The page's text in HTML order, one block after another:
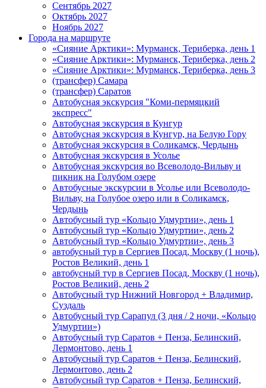
Сентябрь 2027
Октябрь 2027
Ноябрь 2027
Города на маршруте
«Сияние Арктики»: Мурманск, Териберка, день 1
«Сияние Арктики»: Мурманск, Териберка, день 2
«Сияние Арктики»: Мурманск, Териберка, день 3
(трансфер) Самара
(трансфер) Саратов
Автобусная экскурсия "Коми-пермяцкий
экспресс"
Автобусная экскурсия в Кунгур
Автобусная экскурсия в Кунгур, на Белую Гору
Автобусная экскурсия в Соликамск, Чердынь
Автобусная экскурсия в Усолье
Автобусная экскурсия во Всеволодо-Вильву и
пикник на Голубом озере
Автобусные экскурсии в Усолье или Всеволодо-
Вильву, на Голубое озеро или в Соликамск,
Чердынь
Автобусный тур «Кольцо Удмуртии», день 1
Автобусный тур «Кольцо Удмуртии», день 2
Автобусный тур «Кольцо Удмуртии», день 3
автобусный тур в Сергиев Посад, Москву (1 ночь),
Ростов Великий, день 1
автобусный тур в Сергиев Посад, Москву (1 ночь),
Ростов Великий, день 2
Автобусный тур Нижний Новгород + Владимир,
Суздаль
Автобусный тур Сарапул (3 дня / 2 ночи, «Кольцо
Удмуртии»)
Автобусный тур Саратов + Пенза, Белинский,
Лермонтово, день 1
Автобусный тур Саратов + Пенза, Белинский,
Лермонтово, день 2
Автобусный тур Саратов + Пенза, Белинский,